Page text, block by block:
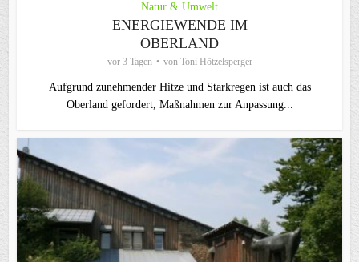
Natur & Umwelt
ENERGIEWENDE IM
OBERLAND
vor 3 Tagen von Toni Hötzelsperger
Aufgrund zunehmender Hitze und Starkregen ist auch das
Oberland gefordert, Maßnahmen zur Anpassung...